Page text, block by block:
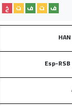
ف ت ف ت خ